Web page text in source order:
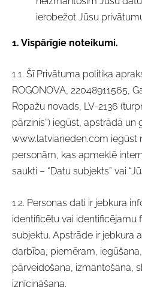
ierobežot Jūsu
1. Vispārīgie noteikumi.
1.1. Šī Privātuma politika
ROGONOVA, 22048911565,
Ropažu novads, LV-2136
pārzinis”) iegūst, apstrādā
www.latvianeden.com iegūst
personām, kas apmeklē
saukti – “Datu subjekts” vai
1.2. Personas dati ir jebkura
identificētu vai identificējamu
subjektu. Apstrāde ir jebkura
darbība, piemēram,
pārveidošana, izmantošana,
iznīcināšana.